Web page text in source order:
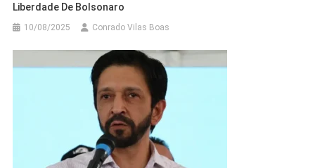
Liberdade De Bolsonaro
10/08/2025 Conrado Vilas Boas